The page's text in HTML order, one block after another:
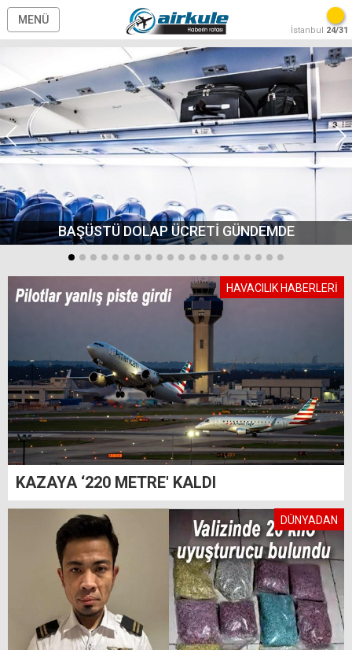
MENÜ
İstanbul 24/31
BAŞÜSTÜ DOLAP ÜCRETİ GÜNDEMDE
HAVACILIK HABERLERİ
KAZAYA ‘220 METRE' KALDI
DÜNYADAN